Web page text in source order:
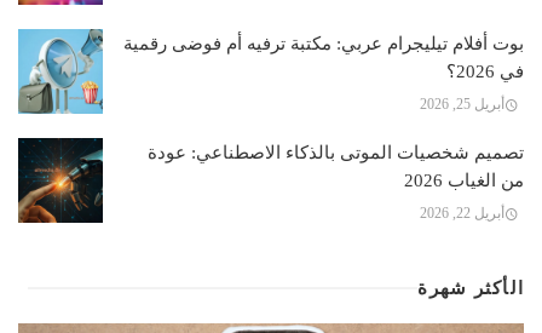
بوت أفلام تيليجرام عربي: مكتبة ترفيه أم فوضى رقمية
في 2026؟
أبريل 25, 2026
تصميم شخصيات الموتى بالذكاء الاصطناعي: عودة
من الغياب 2026
أبريل 22, 2026
الأكثر شهرة